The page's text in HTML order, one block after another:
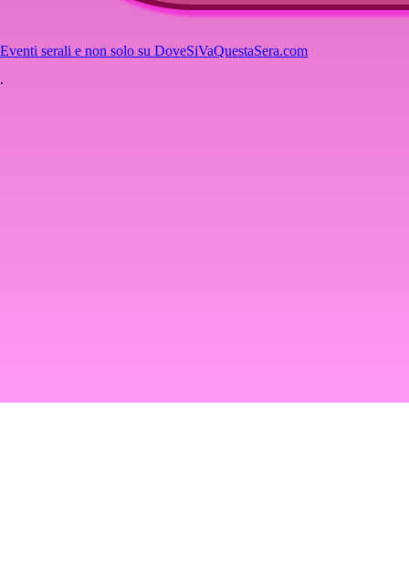
Eventi serali e non solo su DoveSiVaQuestaSera.com
.